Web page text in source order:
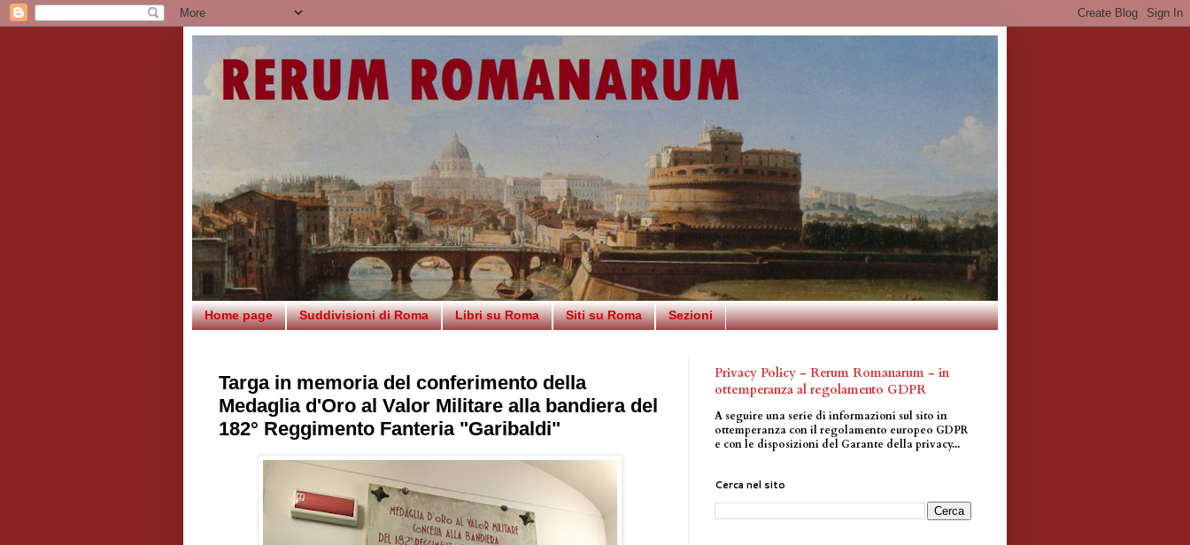
Home page Suddivisioni di Roma Libri su Roma Siti su Roma Sezioni
Targa in memoria del conferimento della
Medaglia d'Oro al Valor Militare alla bandiera del
182° Reggimento Fanteria "Garibaldi"
Privacy Policy - Rerum Romanarum - in
ottemperanza al regolamento GDPR
A seguire una serie di informazioni sul sito in
ottemperanza con il regolamento europeo GDPR
e con le disposizioni del Garante della privacy...
Cerca nel sito